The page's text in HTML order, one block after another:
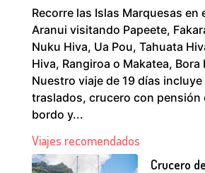
Recorre las Islas Marquesas en
Aranui visitando Papeete,
Nuku Hiva, Ua Pou, Tahuata
Hiva, Rangiroa o Makatea, Bora
Nuestro viaje de 19 días
traslados, crucero con pensión
bordo y...
Viajes recomendados
Crucero